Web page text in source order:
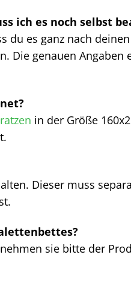
ich es noch selbst
es ganz nach
Die genauen
in der Größe
Dieser muss
sie bitte der